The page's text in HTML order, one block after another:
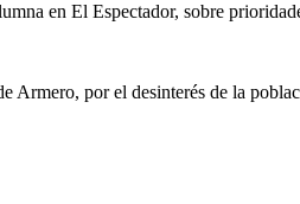
en El Espectador, sobre
por el desinterés de la